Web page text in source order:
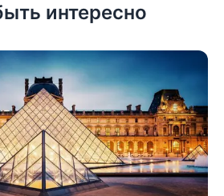
интересно